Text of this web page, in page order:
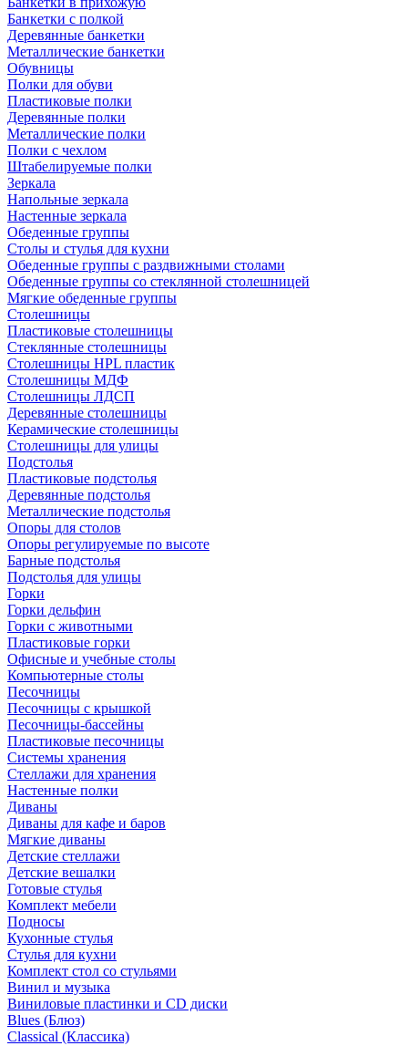
Банкетки с полкой
Деревянные банкетки
Металлические банкетки
Обувницы
Полки для обуви
Пластиковые полки
Деревянные полки
Металлические полки
Полки с чехлом
Штабелируемые полки
Зеркала
Напольные зеркала
Настенные зеркала
Обеденные группы
Столы и стулья для кухни
Обеденные группы с раздвижными столами
Обеденные группы со стеклянной столешницей
Мягкие обеденные группы
Столешницы
Пластиковые столешницы
Стеклянные столешницы
Столешницы HPL пластик
Столешницы МДФ
Столешницы ЛДСП
Деревянные столешницы
Керамические столешницы
Столешницы для улицы
Подстолья
Пластиковые подстолья
Деревянные подстолья
Металлические подстолья
Опоры для столов
Опоры регулируемые по высоте
Барные подстолья
Подстолья для улицы
Горки
Горки дельфин
Горки с животными
Пластиковые горки
Офисные и учебные столы
Компьютерные столы
Песочницы
Песочницы с крышкой
Песочницы-бассейны
Пластиковые песочницы
Системы хранения
Стеллажи для хранения
Настенные полки
Диваны
Диваны для кафе и баров
Мягкие диваны
Детские стеллажи
Детские вешалки
Готовые стулья
Комплект мебели
Подносы
Кухонные стулья
Стулья для кухни
Комплект стол со стульями
Винил и музыка
Виниловые пластинки и CD диски
Blues (Блюз)
Classical (Классика)